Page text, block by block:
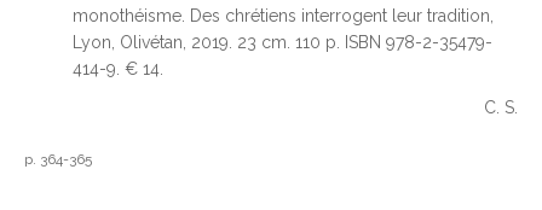
monothéisme. Des chrétiens interrogent leur tradition,
Lyon, Olivétan, 2019. 23 cm. 110 p. ISBN 978-2-35479-
414-9. € 14.
C. S.
p. 364-365